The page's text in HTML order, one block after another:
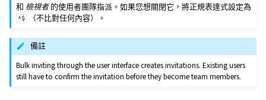
和 檢視者的使用者團隊指派。如果您想關閉它，將正規表達式設定為
^$ （不比對任何內容）。
備註
Bulk inviting through the user interface creates invitations. Existing users
still have to confirm the invitation before they become team members.